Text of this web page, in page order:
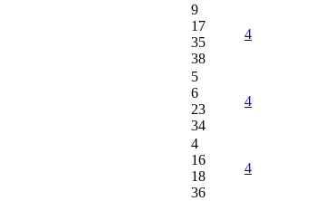
9
17
35
38
4
5
6
23
34
4
4
16
18
36
4